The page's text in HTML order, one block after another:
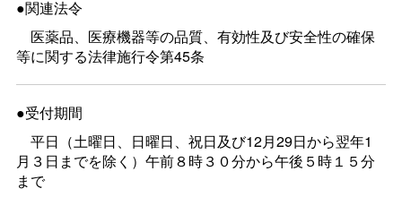
●関連法令
医薬品、医療機器等の品質、有効性及び安全性の確保
等に関する法律施行令第45条
●受付期間
平日（土曜日、日曜日、祝日及び12月29日から翌年1
月３日までを除く）午前８時３０分から午後５時１５分
まで